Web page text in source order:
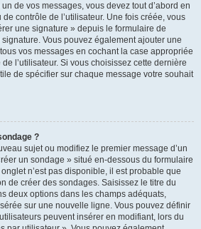
de vos messages, vous devez tout d’abord en
contrôle de l’utilisateur. Une fois créée, vous
une signature » depuis le formulaire de
Vous pouvez également ajouter une
vos messages en cochant la case appropriée
l’utilisateur. Si vous choisissez cette dernière
de spécifier sur chaque message votre souhait
?
sujet ou modifiez le premier message d’un
un sondage » situé en-dessous du formulaire
n’est pas disponible, il est probable que
de créer des sondages. Saisissez le titre du
deux options dans les champs adéquats,
sur une nouvelle ligne. Vous pouvez définir
peuvent insérer en modifiant, lors du